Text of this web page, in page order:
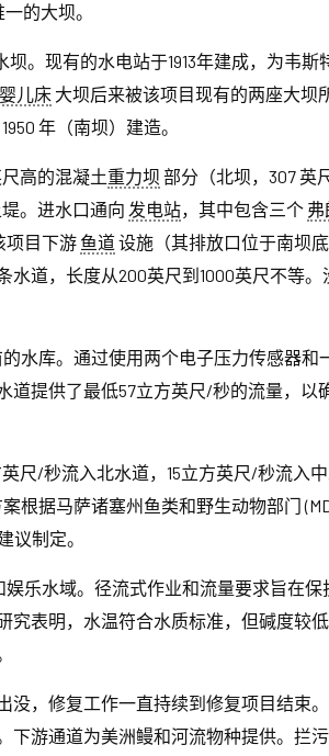
的大坝。
。现有的水电站于1913年建成，为韦斯
儿床大坝后来被该项目现有的两座大坝
年（南坝）建造。
高的混凝土重力坝 部分（北坝，307 英
。进水口通向 发电站，其中包含三个 弗
项目下游 鱼道设施（其排放口位于南坝底
道，长度从200英尺到1000英尺不等。
水库。通过使用两个电子压力传感器和
道提供了最低57立方英尺/秒的流量，以
尺/秒流入北水道，15立方英尺/秒流入
根据马萨诸塞州鱼类和野生动物部门
议制定。
乐水域。径流式作业和流量要求旨在保
究表明，水温符合水质标准，但碱度较
没，修复工作一直持续到修复项目结束
下游通道为美洲鳗和河流物种提供。拦